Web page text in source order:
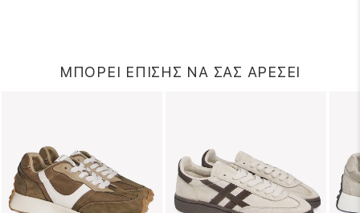
ΜΠΟΡΕΙ ΕΠΙΣΗΣ ΝΑ ΣΑΣ ΑΡΕΣΕΙ